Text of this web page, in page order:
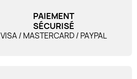
PAIEMENT
SÉCURISÉ
VISA / MASTERCARD / PAYPAL